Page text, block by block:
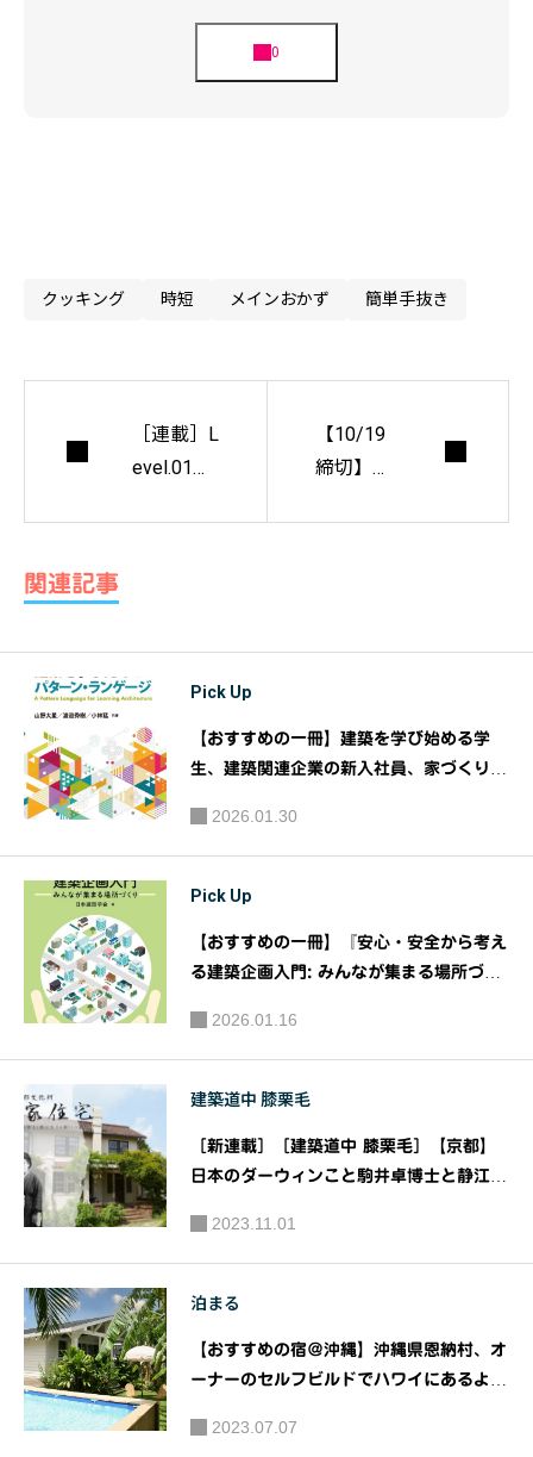
クッキング 時短 メインおかず 簡単手抜き
［連載］L
evel.01
るRPG型
プログラ
ム「けん
ちくのた
【10/19
締切】コ
関連記事
Pick Up
【おすすめの一冊】建築を学び始める学
生、建築関連企業の新入社員、家づくりを
い人へ。よい学びと実践のためのガイド。
『建築を学ぶためのパターン・ランゲー
ジ』｜著者： 山野大星 , 渡邉秀樹 , 小林
2026.01.30
Pick Up
【おすすめの一冊】『安心・安全から考え
る建築企画入門: みんなが集まる場所づく
編 発行：丸善出版
2026.01.16
建築道中 膝栗毛
［新連載］［建築道中 膝栗毛］【京都】
日本のダーウィンこと駒井卓博士と静江夫
「駒井家住宅」（駒井卓・静江記念館）｜
（公財）日本ナショナルトラスト
2023.11.01
泊まる
【おすすめの宿＠沖縄】沖縄県恩納村、オ
ーナーのセルフビルドでハワイにあるよう
he Guava Shack」が、夏に向けてガー
2023.07.07